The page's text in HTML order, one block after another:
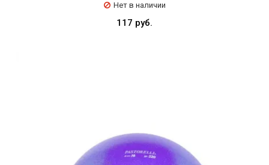
Нет в наличии
117 руб.